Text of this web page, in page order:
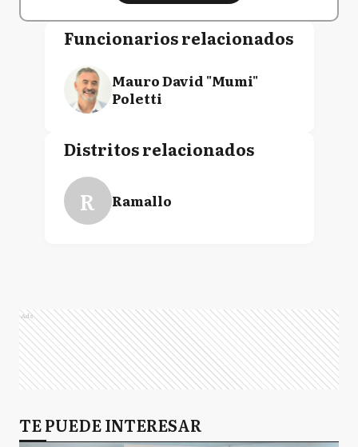
Funcionarios relacionados
Mauro David "Mumi"
Poletti
Distritos relacionados
R Ramallo
Ads
TE PUEDE INTERESAR